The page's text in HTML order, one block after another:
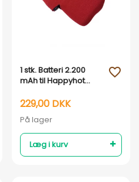
Vis her
1 stk. Batteri 2.200
mAh til Happyhot
229,00 DKK
På lager
Læg i kurv
favorite_outline